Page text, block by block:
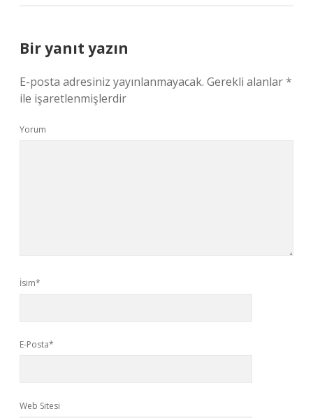
Bir yanıt yazın
E-posta adresiniz yayınlanmayacak. Gerekli alanlar*
ile işaretlenmişlerdir
Yorum
İsim*
E-Posta*
Web Sitesi